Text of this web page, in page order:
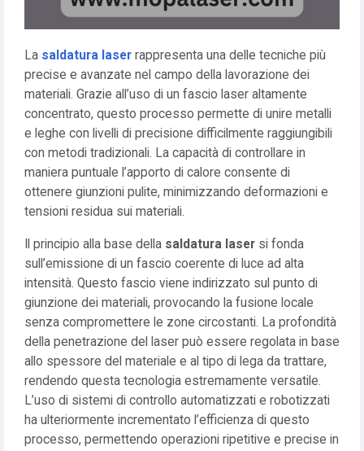
La saldatura laser rappresenta una delle tecniche più
precise e avanzate nel campo della lavorazione dei
materiali. Grazie all’uso di un fascio laser altamente
concentrato, questo processo permette di unire metalli
e leghe con livelli di precisione difficilmente raggiungibili
con metodi tradizionali. La capacità di controllare in
maniera puntuale l’apporto di calore consente di
ottenere giunzioni pulite, minimizzando deformazioni e
tensioni residua sui materiali.
Il principio alla base della saldatura laser si fonda
sull’emissione di un fascio coerente di luce ad alta
intensità. Questo fascio viene indirizzato sul punto di
giunzione dei materiali, provocando la fusione locale
senza compromettere le zone circostanti. La profondità
della penetrazione del laser può essere regolata in base
allo spessore del materiale e al tipo di lega da trattare,
rendendo questa tecnologia estremamente versatile.
L’uso di sistemi di controllo automatizzati e robotizzati
ha ulteriormente incrementato l’efficienza di questo
processo, permettendo operazioni ripetitive e precise in